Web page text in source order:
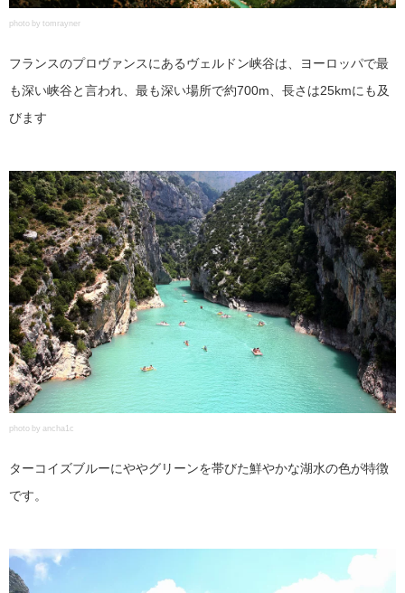
photo by tomrayner
フランスのプロヴァンスにあるヴェルドン峡谷は、ヨーロッパで最
も深い峡谷と言われ、最も深い場所で約700m、長さは25kmにも及
びます
photo by ancha1c
ターコイズブルーにややグリーンを帯びた鮮やかな湖水の色が特徴
です。